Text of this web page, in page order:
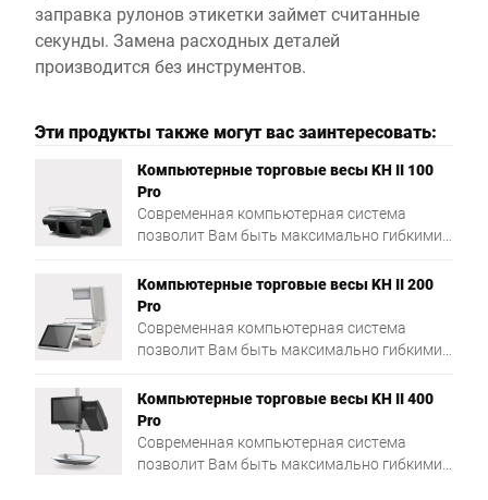
заправка рулонов этикетки займет считанные
секунды. Замена расходных деталей
производится без инструментов.
Эти продукты также могут вас заинтересовать:
Компьютерные торговые весы KH II 100
Pro
Современная компьютерная система
позволит Вам быть максимально гибкими.
мощному процессору Intel® Quad Core и
большой оперативной памяти.
Компьютерные торговые весы KH II 200
Pro
Современная компьютерная система
позволит Вам быть максимально гибкими.
мощному процессору Intel® Quad Core и
большой оперативной памяти.
Компьютерные торговые весы KH II 400
Pro
Современная компьютерная система
позволит Вам быть максимально гибкими.